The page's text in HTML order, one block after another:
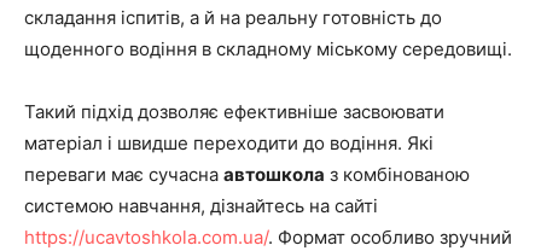
складання іспитів, а й на реальну готовність до
щоденного водіння в складному міському середовищі.
Такий підхід дозволяє ефективніше засвоювати
матеріал і швидше переходити до водіння. Які
переваги має сучасна автошкола з комбінованою
системою навчання, дізнайтесь на сайті
https://ucavtoshkola.com.ua/. Формат особливо зручний